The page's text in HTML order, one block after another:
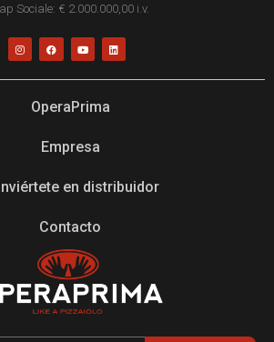
Sociale: € 2.000.000,00 i.v.
OperaPrima
Empresa
en distribuidor
Contacto